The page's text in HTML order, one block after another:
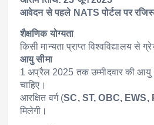
आवेदन से पहले NATS पोर्टल पर
शैक्षणिक योग्यता
किसी मान्यता प्राप्त विश्वविद्यालय से
आयु सीमा
1 अप्रैल 2025 तक उम्मीदवार की आयु
चाहिए।
आरक्षित वर्ग (SC, ST, OBC, EWS,
मिलेगी।